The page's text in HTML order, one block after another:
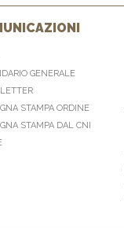
GENERALE
STAMPA ORDINE
STAMPA DAL CNI